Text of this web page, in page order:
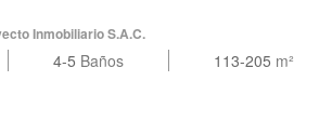
iluminación y ventilación natural. Cada unidad
comedor, baño de visita, terrazas con zonas de
cerrada o abierta con muebles altos, bajos y tableros
closets, el principal incluye su propio baño y los
Inmobiliario S.A.C.
4-5 Baños 113-205 m²